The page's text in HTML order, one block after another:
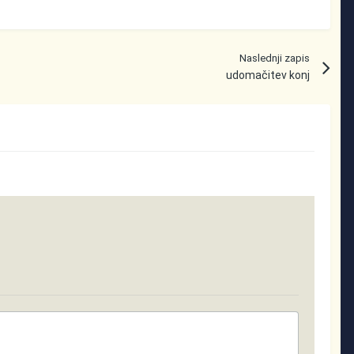
Naslednji zapis
udomačitev konj